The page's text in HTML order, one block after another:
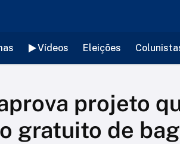
Vídeos Eleições
projeto
gratuito de